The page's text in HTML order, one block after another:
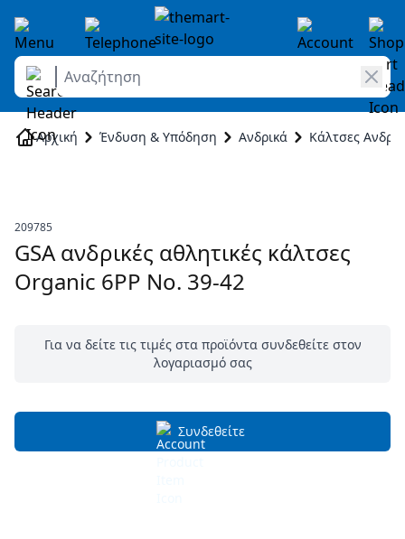
Skip to Content
Αναζήτηση
Αρχική Ένδυση & Υπόδηση Ανδρικά Κάλτσες
209785
GSA ανδρικές αθλητικές κάλτσες
Organic 6PP Νο. 39-42
Για να δείτε τις τιμές στα προϊόντα συνδεθείτε στον
λογαριασμό σας
Συνδεθείτε